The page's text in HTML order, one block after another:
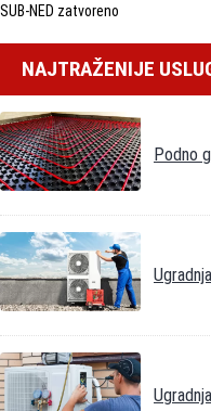
SUB-NED zatvoreno
NAJTRAŽENIJE
Podno